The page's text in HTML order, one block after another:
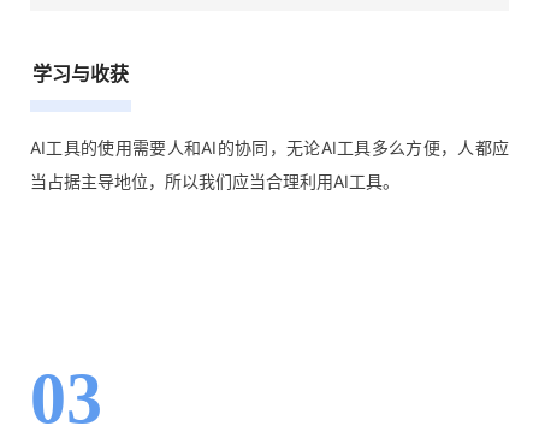
学习与收获
AI工具的使用需要人和AI的协同，无论AI工具多么方便，人都应
当占据主导地位，所以我们应当合理利用AI工具。
03